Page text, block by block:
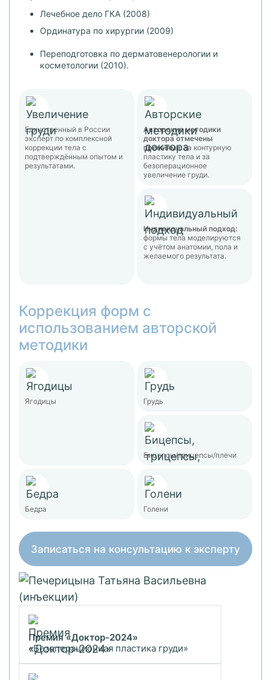
Лечебное дело ГКА (2008)
Ординатура по хирургии (2009)
Переподготовка по дерматовенерологии и
косметологии (2010).
Единственный в России
эксперт по комплексной
коррекции тела с
подтверждённым опытом и
результатами.
Авторские методики
доктора отмечены
премиями:за контурную
пластику тела и за
безоперационное
увеличение груди.
Индивидуальный подход:
формы тела моделируются
с учётом анатомии, пола и
желаемого результата.
Коррекция форм с
использованием авторской
методики
Ягодицы Грудь
Бицепсы/трицепсы/плечи
Бедра Голени
Записаться на консультацию к эксперту
Премия «Доктор-2024»
«Безоперационная пластика груди»